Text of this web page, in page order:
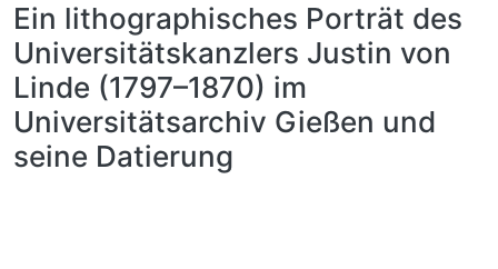
Ein lithographisches Porträt des
Universitätskanzlers Justin von
Linde (1797–1870) im
Universitätsarchiv Gießen und
seine Datierung